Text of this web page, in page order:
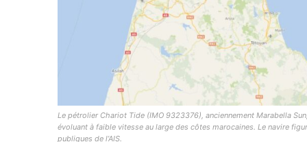
Le Japon réceptionne une
pétrole russe sur un navire
une première depuis 2023
10 June 2025
In "Monde"
Le pétrolier Chariot Tide (IMO 9323376), anciennement Marabella
évoluant à faible vitesse au large des côtes marocaines. Le navire
publiques de l’AIS.